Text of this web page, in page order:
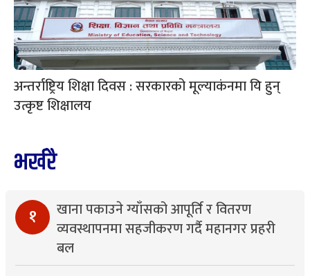
अन्तर्राष्ट्रिय शिक्षा दिवस : सरकारको मूल्याकंनमा यि हुन्
उत्कृष्ट शिक्षालय
भर्खरै
१
खाना पकाउने ग्याँसको आपूर्ति र वितरण
व्यवस्थापनमा सहजीकरण गर्दै महानगर प्रहरी
बल